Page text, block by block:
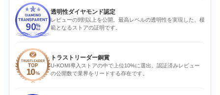
透明性ダイヤモンド認定
レビューの9割以上を公開。最高レベルの透明性を実現した、模
範となるストアの証明です。
トラストリーダー銅賞
U-KOMI導入ストアの中で上位10%に選出。認証済みレビュー
の公開数で業界をリードする存在です。